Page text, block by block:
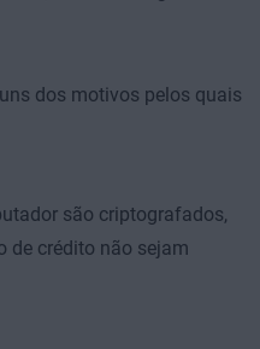
dos motivos pelos quais
são criptografados,
de crédito não sejam